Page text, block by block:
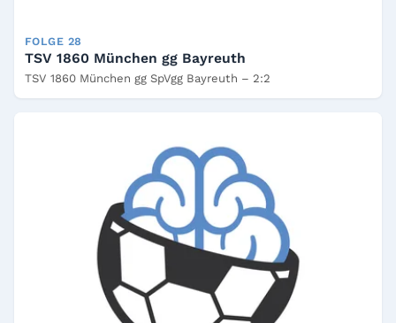
FOLGE 28
TSV 1860 München gg Bayreuth
TSV 1860 München gg SpVgg Bayreuth – 2:2